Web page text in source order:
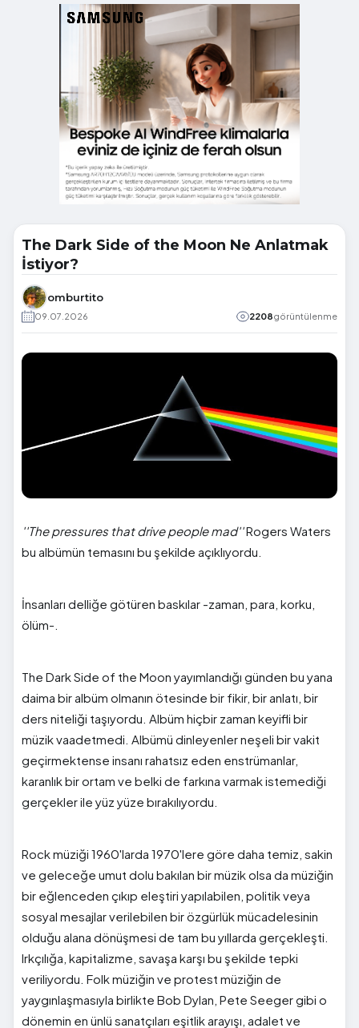
The Dark Side of the Moon Ne Anlatmak
İstiyor?
omburtito
09.07.2026 2208görüntülenme
''The pressures that drive people mad''Rogers Waters
bu albümün temasını bu şekilde açıklıyordu.
İnsanları delliğe götüren baskılar -zaman, para, korku,
ölüm-.
The Dark Side of the Moon yayımlandığı günden bu yana
daima bir albüm olmanın ötesinde bir fikir, bir anlatı, bir
ders niteliği taşıyordu. Albüm hiçbir zaman keyifli bir
müzik vaadetmedi. Albümü dinleyenler neşeli bir vakit
geçirmektense insanı rahatsız eden enstrümanlar,
karanlık bir ortam ve belki de farkına varmak istemediği
gerçekler ile yüz yüze bırakılıyordu.
Rock müziği 1960'larda 1970'lere göre daha temiz, sakin
ve geleceğe umut dolu bakılan bir müzik olsa da müziğin
bir eğlenceden çıkıp eleştiri yapılabilen, politik veya
sosyal mesajlar verilebilen bir özgürlük mücadelesinin
olduğu alana dönüşmesi de tam bu yıllarda gerçekleşti.
Irkçılığa, kapitalizme, savaşa karşı bu şekilde tepki
veriliyordu. Folk müziğin ve protest müziğin de
yaygınlaşmasıyla birlikte Bob Dylan, Pete Seeger gibi o
dönemin en ünlü sanatçıları eşitlik arayışı, adalet ve